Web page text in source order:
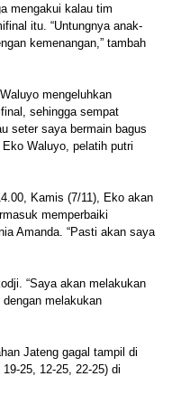
mengakui kalau tim
itu. “Untungnya anak-
kemenangan,” tambah
mengeluhkan
sehingga sempat
seter saya bermain bagus
Waluyo, pelatih putri
Kamis (7/11), Eko akan
memperbaiki
Amanda. “Pasti akan saya
“Saya akan melakukan
melakukan
Jateng gagal tampil di
25, 12-25, 22-25) di